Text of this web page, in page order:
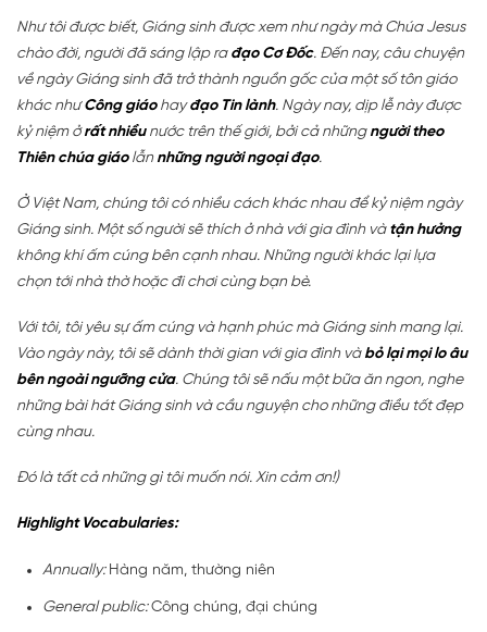
Như tôi được biết, Giáng sinh được xem như ngày mà Chúa Jesus
chào đời, người đã sáng lập ra đạo Cơ Đốc. Đến nay, câu chuyện
về ngày Giáng sinh đã trở thành nguồn gốc của một số tôn giáo
khác nhưCông giáohayđạo Tin lành. Ngày nay, dịp lễ này được
kỷ niệm ởrất nhiềunước trên thế giới, bởi cả những người theo
Thiên chúa giáolẫn những người ngoại đạo.
Ở Việt Nam, chúng tôi có nhiều cách khác nhau để kỷ niệm ngày
Giáng sinh. Một số người sẽ thích ở nhà với gia đình và tận hưởng
không khí ấm cúng bên cạnh nhau. Những người khác lại lựa
chọn tới nhà thờ hoặc đi chơi cùng bạn bè.
Với tôi, tôi yêu sự ấm cúng và hạnh phúc mà Giáng sinh mang lại.
Vào ngày này, tôi sẽ dành thời gian với gia đình và bỏ lại mọi lo âu
bên ngoài ngưỡng cửa. Chúng tôi sẽ nấu một bữa ăn ngon, nghe
những bài hát Giáng sinh và cầu nguyện cho những điều tốt đẹp
cùng nhau.
Đó là tất cả những gì tôi muốn nói. Xin cảm ơn!)
Highlight Vocabularies:
Annually: Hàng năm, thường niên
General public:Công chúng, đại chúng